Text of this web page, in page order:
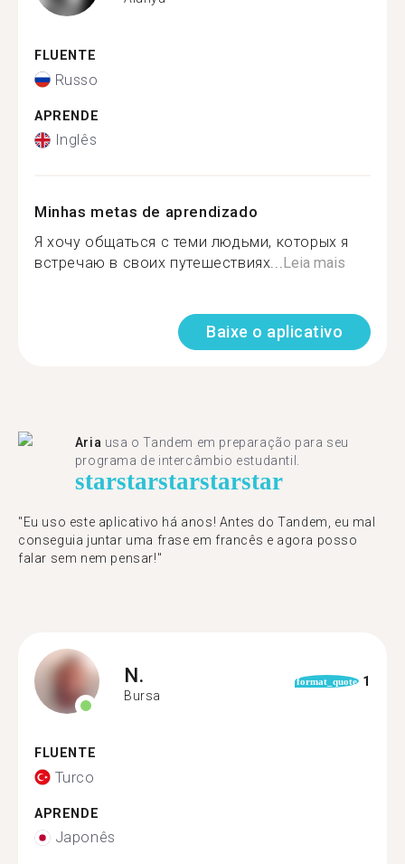
FLUENTE
Russo
APRENDE
Inglês
Minhas metas de aprendizado
Я хочу общаться с теми людьми, которых я
встречаю в своих путешествиях...Leia mais
Baixe o aplicativo
Aria usa o Tandem em preparação para seu
programa de intercâmbio estudantil.
starstarstarstarstar
"​​Eu uso este aplicativo há anos! Antes do Tandem, eu mal
conseguia juntar uma frase em francês e agora posso
falar sem nem pensar!"
N.
Bursa
format_quote 1
FLUENTE
Turco
APRENDE
Japonês